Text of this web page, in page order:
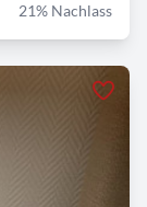
21% Nachlass